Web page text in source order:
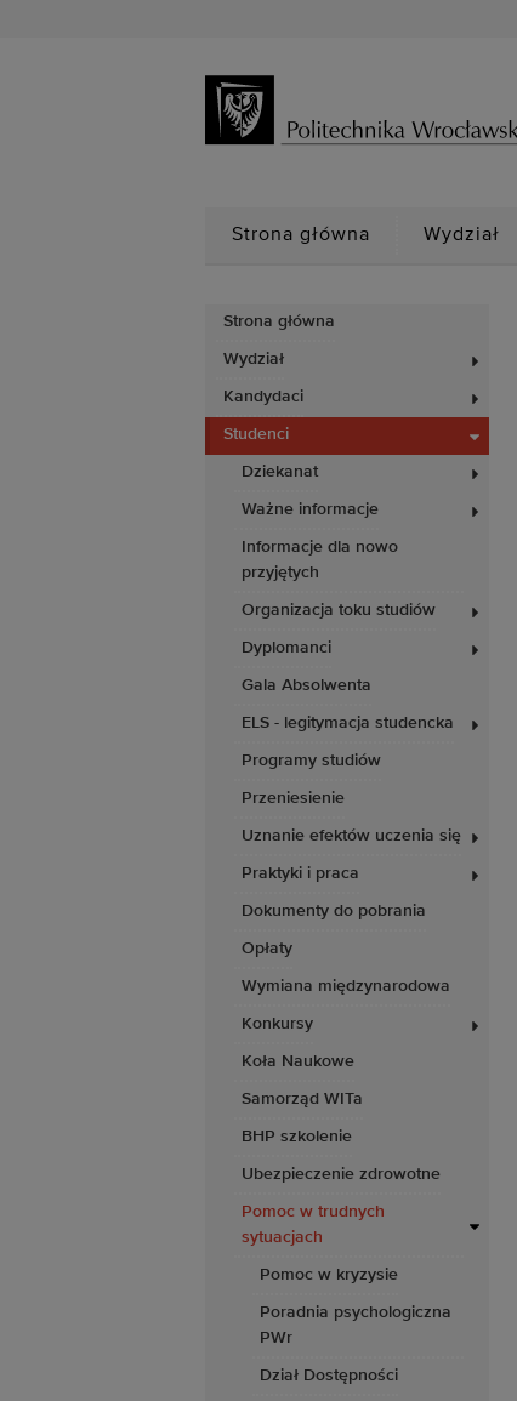
Strona główna Wydział
Strona główna
Wydział
Kandydaci
Studenci
Dziekanat
Ważne informacje
Informacje dla nowo
przyjętych
Organizacja toku studiów
Dyplomanci
Gala Absolwenta
ELS - legitymacja studencka
Programy studiów
Przeniesienie
Uznanie efektów uczenia się
Praktyki i praca
Dokumenty do pobrania
Opłaty
Wymiana międzynarodowa
Konkursy
Koła Naukowe
Samorząd WITa
BHP szkolenie
Ubezpieczenie zdrowotne
Pomoc w trudnych
sytuacjach
Pomoc w kryzysie
Poradnia psychologiczna
PWr
Dział Dostępności